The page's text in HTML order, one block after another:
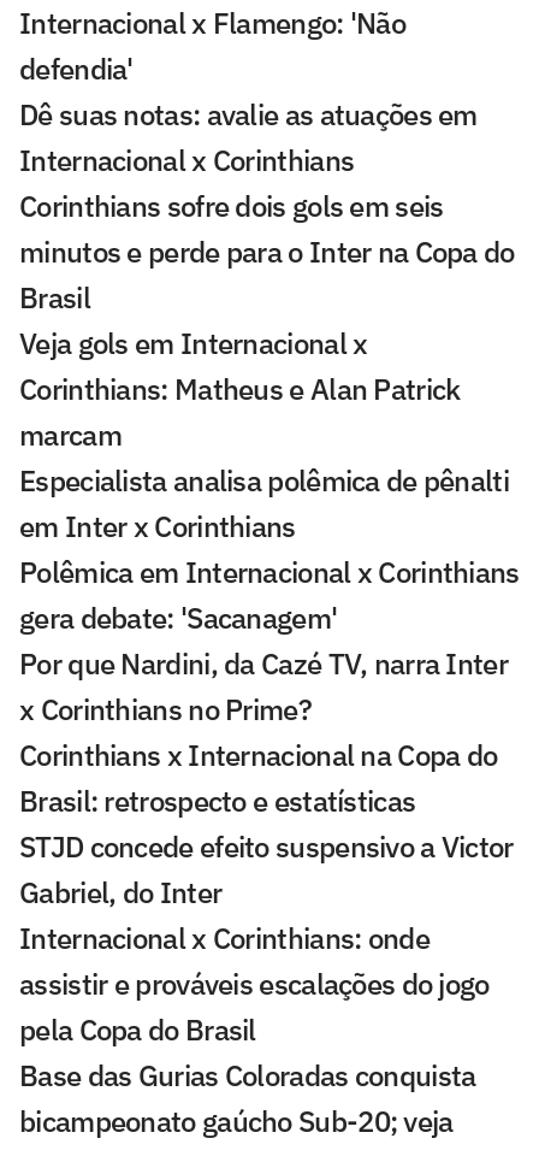
Internacional x Flamengo: 'Não
defendia'
Dê suas notas: avalie as atuações em
Internacional x Corinthians
Corinthians sofre dois gols em seis
minutos e perde para o Inter na Copa do
Brasil
Veja gols em Internacional x
Corinthians: Matheus e Alan Patrick
marcam
Especialista analisa polêmica de pênalti
em Inter x Corinthians
Polêmica em Internacional x Corinthians
gera debate: 'Sacanagem'
Por que Nardini, da Cazé TV, narra Inter
x Corinthians no Prime?
Corinthians x Internacional na Copa do
Brasil: retrospecto e estatísticas
STJD concede efeito suspensivo a Victor
Gabriel, do Inter
Internacional x Corinthians: onde
assistir e prováveis escalações do jogo
pela Copa do Brasil
Base das Gurias Coloradas conquista
bicampeonato gaúcho Sub-20; veja